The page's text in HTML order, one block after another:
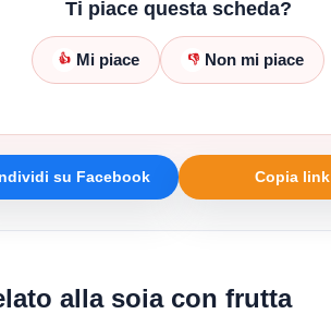
Ti piace questa scheda?
👍 Mi piace 👎 Non mi piace
su Facebook Copia link
alla soia con frutta